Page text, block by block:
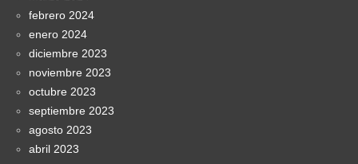
febrero 2024
enero 2024
diciembre 2023
noviembre 2023
octubre 2023
septiembre 2023
agosto 2023
abril 2023